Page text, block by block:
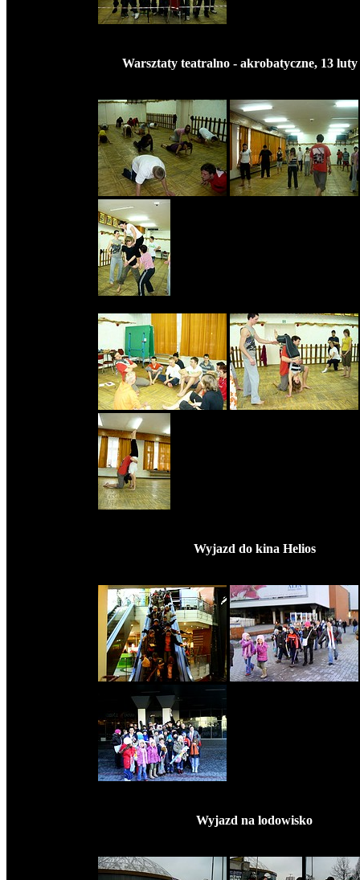
Warsztaty teatralno - akrobatyczne, 13 luty
Wyjazd do kina Helios
Wyjazd na lodowisko